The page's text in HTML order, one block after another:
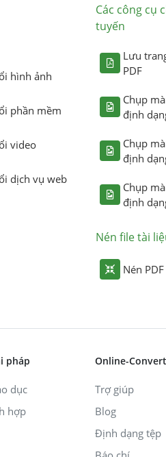
hình ảnh
phần mềm
video
dịch vụ web
Các công cụ
tuyến
Lưu
PDF
Chụp
định
Chụp
định
Chụp
định
Nén file tài
Nén PDF
pháp
dục
hợp
Online-Convert
Trợ giúp
Blog
Định dạng tệp